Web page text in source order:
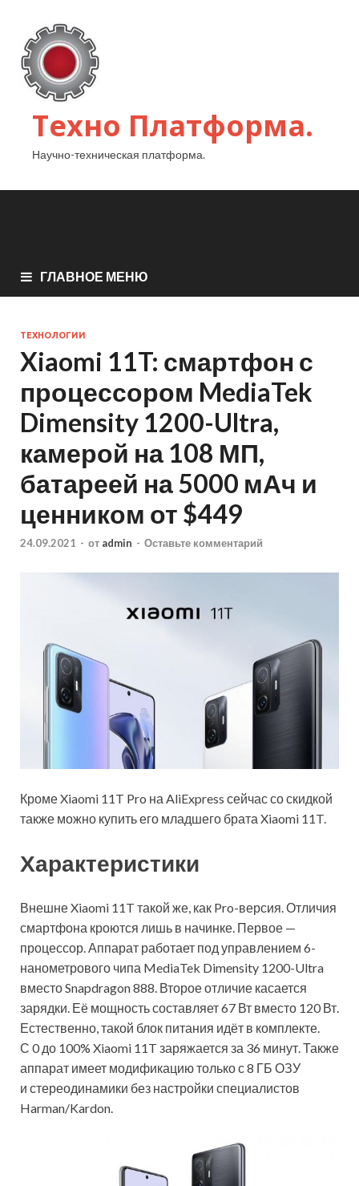
Техно Платформа.
Научно-техническая платформа.
ГЛАВНОЕ МЕНЮ
ТЕХНОЛОГИИ
Xiaomi 11T: смартфон с
процессором MediaTek
Dimensity 1200-Ultra,
камерой на 108 МП,
батареей на 5000 мАч и
ценником от $449
24.09.2021 - от admin - Оставьте комментарий
Кроме Xiaomi 11T Pro на AliExpress сейчас со скидкой
также можно купить его младшего брата Xiaomi 11T.
Характеристики
Внешне Xiaomi 11T такой же, как Pro-версия. Отличия
смартфона кроются лишь в начинке. Первое —
процессор. Аппарат работает под управлением 6-
нанометрового чипа MediaTek Dimensity 1200-Ultra
вместо Snapdragon 888. Второе отличие касается
зарядки. Её мощность составляет 67 Вт вместо 120 Вт.
Естественно, такой блок питания идёт в комплекте.
С 0 до 100% Xiaomi 11T заряжается за 36 минут. Также
аппарат имеет модификацию только с 8 ГБ ОЗУ
и стереодинамики без настройки специалистов
Harman/Kardon.